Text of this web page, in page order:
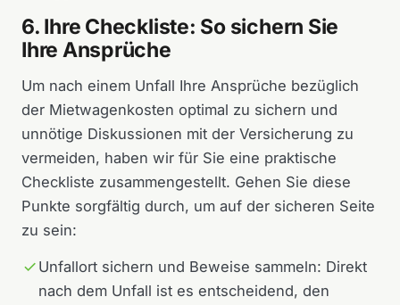
6. Ihre Checkliste: So sichern Sie
Ihre Ansprüche
Um nach einem Unfall Ihre Ansprüche bezüglich
der Mietwagenkosten optimal zu sichern und
unnötige Diskussionen mit der Versicherung zu
vermeiden, haben wir für Sie eine praktische
Checkliste zusammengestellt. Gehen Sie diese
Punkte sorgfältig durch, um auf der sicheren Seite
zu sein:
Unfallort sichern und Beweise sammeln: Direkt
nach dem Unfall ist es entscheidend, den